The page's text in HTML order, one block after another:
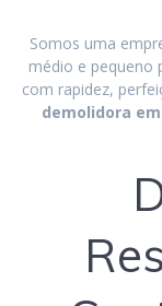
Somos uma
médio e pequeno
com rapidez,
demolidora